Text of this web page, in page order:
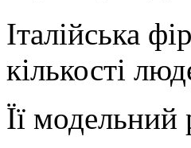
Італійська
кількості
Її модельний